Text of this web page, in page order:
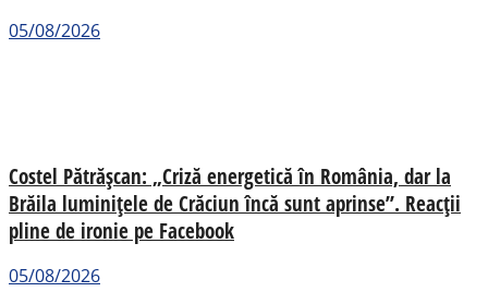
05/08/2026
Costel Pătrășcan: „Criză energetică în România, dar la
Brăila luminițele de Crăciun încă sunt aprinse”. Reacții
pline de ironie pe Facebook
05/08/2026